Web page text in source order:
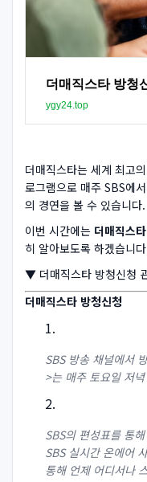
더매직스타 방청
ygy24.top
더매직스타는 세계 최고
로그램으로 매주 SBS에
의 경연을 볼 수 있습니다.
이번 시간에는 더매직스
히 알아보도록 하겠습니
▼ 더매직스타 방청신청
더매직스타 방청신청
SBS 방송 채널에서
>는 매주 토요일 저
SBS의 편성표를 통
SBS 실시간 온에어
통해 언제 어디서나